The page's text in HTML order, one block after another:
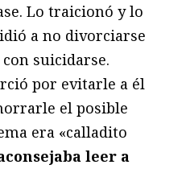
Lo traicionó y lo
a no divorciarse
suicidarse.
por evitarle a él
el posible
era «calladito
leer a